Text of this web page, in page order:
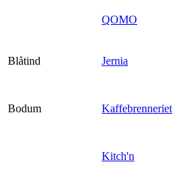
QOMO
Blåtind Jernia
Bodum Kaffebrenneriet
Kitch'n